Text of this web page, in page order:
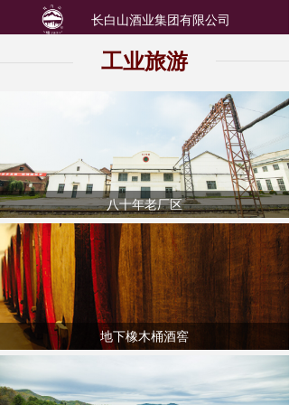
长白山酒业集团有限公司
工业旅游
八十年老厂区
地下橡木桶酒窖